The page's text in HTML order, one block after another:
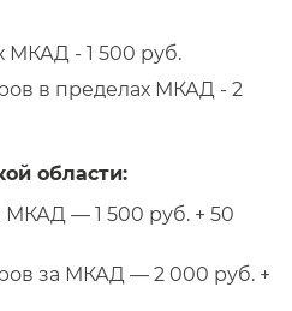
МКАД - 1 500 руб.
в пределах МКАД - 2
области:
МКАД — 1 500 руб. + 50
за МКАД — 2 000 руб. +